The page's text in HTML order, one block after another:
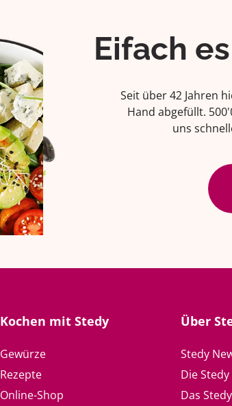
Eifach
Seit über 42 Jahren
Hand abgefüllt.
uns
Kochen mit Stedy
Gewürze
Rezepte
Online-Shop
Über
Stedy
Die
Das